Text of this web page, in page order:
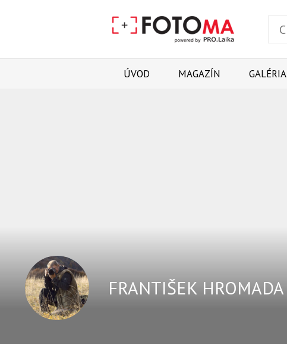
ÚVOD MAGAZÍN GALÉRIA
FRANTIŠEK HROMADA